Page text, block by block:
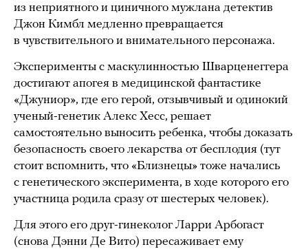
из неприятного и циничного мужлана детектив
Джон Кимбл медленно превращается
в чувствительного и внимательного персонажа.
Эксперименты с маскулинностью Шварценеггера
достигают апогея в медицинской фантастике
«Джуниор», где его герой, отзывчивый и одинокий
ученый-генетик Алекс Хесс, решает
самостоятельно выносить ребенка, чтобы доказать
безопасность своего лекарства от бесплодия (тут
стоит вспомнить, что «Близнецы» тоже начались
с генетического эксперимента, в ходе которого его
участница родила сразу от шестерых человек).
Для этого его друг-гинеколог Ларри Арбогаст
(снова Дэнни Де Вито) пересаживает ему